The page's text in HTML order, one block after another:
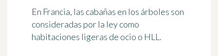
En Francia, las cabañas en los árboles son
consideradas por la ley como
habitaciones ligeras de ocio o HLL .